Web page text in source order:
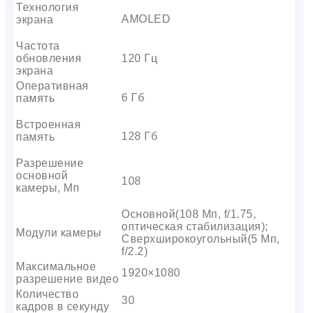
Технология
экрана
AMOLED
Частота
обновления
экрана
120 Гц
Оперативная
память
6 Гб
Встроенная
память
128 Гб
Разрешение
основной
камеры, Мп
108
Модули камеры
Основной(108 Мп, f/1.75,
оптическая стабилизация);
Сверхширокоугольный(5 Мп,
f/2.2)
Максимальное
разрешение видео
1920×1080
Количество
кадров в секунду
30